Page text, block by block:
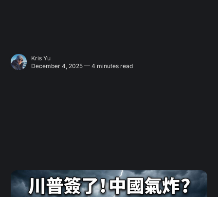
Kris Yu
December 4, 2025 — 4 minutes read